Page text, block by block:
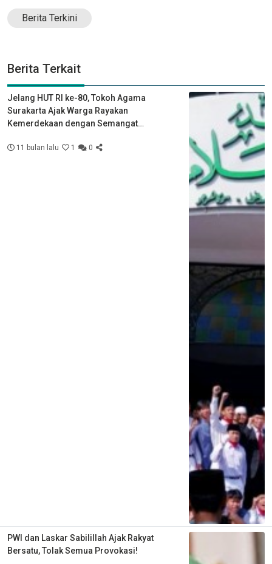
Berita Terkini
Berita Terkait
Jelang HUT RI ke-80, Tokoh Agama
Surakarta Ajak Warga Rayakan
Kemerdekaan dengan Semangat
11 bulan lalu 1 0
PWI dan Laskar Sabilillah Ajak Rakyat
Bersatu, Tolak Semua Provokasi!